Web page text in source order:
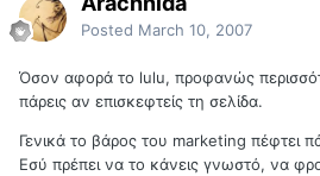
Posted March 10, 2007
Όσον αφορά το lulu, προφανώς
πάρεις αν επισκεφτείς τη σελίδα.
Γενικά το βάρος του marketing πέφτει
Εσύ πρέπει να το κάνεις γνωστό, να